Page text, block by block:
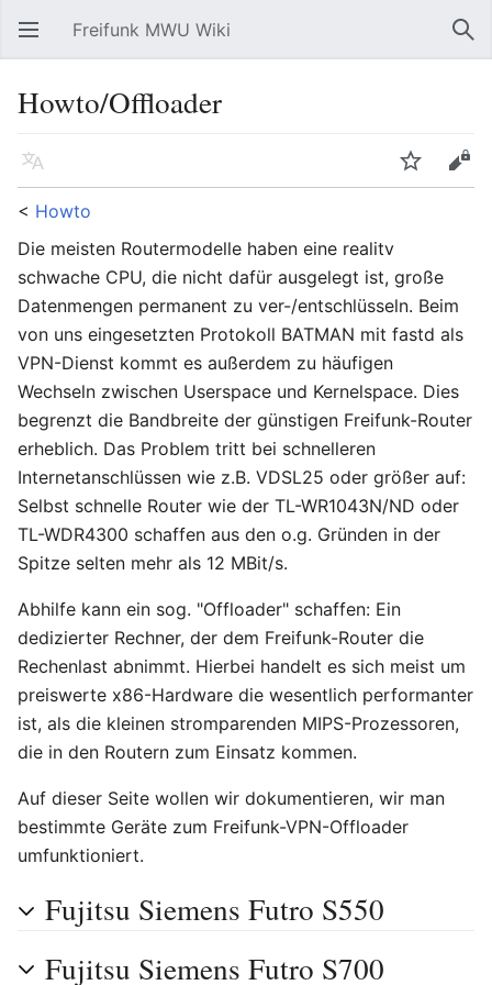
Hauptmenü öffnen Freifunk MWU Wiki
Howto/Offloader
Sprache Beobachten
Bearbeiten
< Howto
Die meisten Routermodelle haben eine realitv
schwache CPU, die nicht dafür ausgelegt ist, große
Datenmengen permanent zu ver-/entschlüsseln. Beim
von uns eingesetzten Protokoll BATMAN mit fastd als
VPN-Dienst kommt es außerdem zu häufigen
Wechseln zwischen Userspace und Kernelspace. Dies
begrenzt die Bandbreite der günstigen Freifunk-Router
erheblich. Das Problem tritt bei schnelleren
Internetanschlüssen wie z.B. VDSL25 oder größer auf:
Selbst schnelle Router wie der TL-WR1043N/ND oder
TL-WDR4300 schaffen aus den o.g. Gründen in der
Spitze selten mehr als 12 MBit/s.
Abhilfe kann ein sog. "Offloader" schaffen: Ein
dedizierter Rechner, der dem Freifunk-Router die
Rechenlast abnimmt. Hierbei handelt es sich meist um
preiswerte x86-Hardware die wesentlich performanter
ist, als die kleinen stromparenden MIPS-Prozessoren,
die in den Routern zum Einsatz kommen.
Auf dieser Seite wollen wir dokumentieren, wir man
bestimmte Geräte zum Freifunk-VPN-Offloader
umfunktioniert.
Fujitsu Siemens Futro S550
Fujitsu Siemens Futro S700